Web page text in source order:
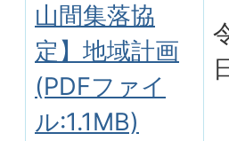
山間集落協
定】地域計画
(PDFファイ
ル:1.1MB)